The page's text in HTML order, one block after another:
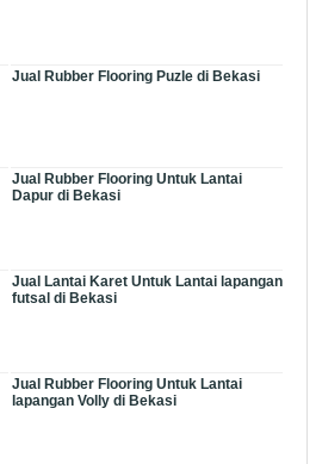
Jual Rubber Flooring Puzle di Bekasi
Jual Rubber Flooring Untuk Lantai
Dapur di Bekasi
Jual Lantai Karet Untuk Lantai lapangan
futsal di Bekasi
Jual Rubber Flooring Untuk Lantai
lapangan Volly di Bekasi